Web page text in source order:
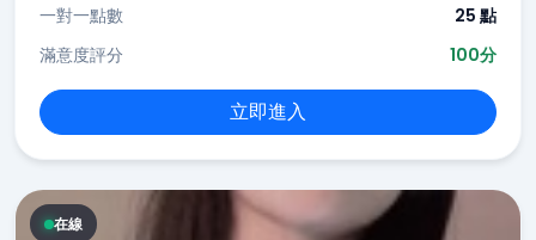
一對一點數
25 點
滿意度評分
100分
立即進入
在線